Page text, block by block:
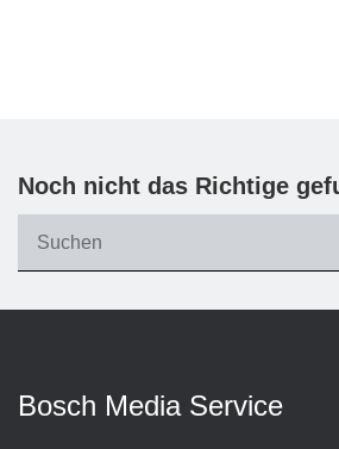
Noch nicht das Richtige
Bosch Media Service